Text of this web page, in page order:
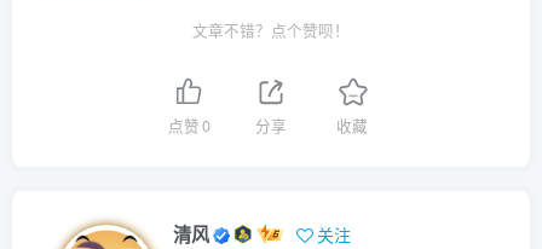
文章不错？点个赞呗！
点赞0 分享 收藏
清风 关注